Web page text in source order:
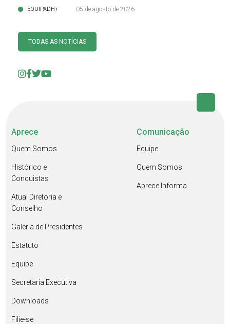
EQUIPADH+ 05 de agosto de 2026
TODAS AS NOTÍCIAS
Aprece
Quem Somos
Histórico e
Conquistas
Atual Diretoria e
Conselho
Galeria de Presidentes
Estatuto
Equipe
Secretaria Executiva
Downloads
Filie-se
Comunicação
Equipe
Quem Somos
Aprece Informa